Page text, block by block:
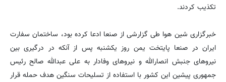
تکذیب کردند.
خبرگزاری شین هوا طی گزارشی از صنعا ادعا کرده بود، ساختمان سفارت
ایران در صنعا پایتخت یمن روز یکشنبه پس از آنکه در درگیری بین
نیروهای جنبش انصارالله و نیروهای وفادار به علی عبدالله صالح رئیس
جمهوری پیشین این کشور با استفاده از تسلیحات سنگین هدف حمله قرار